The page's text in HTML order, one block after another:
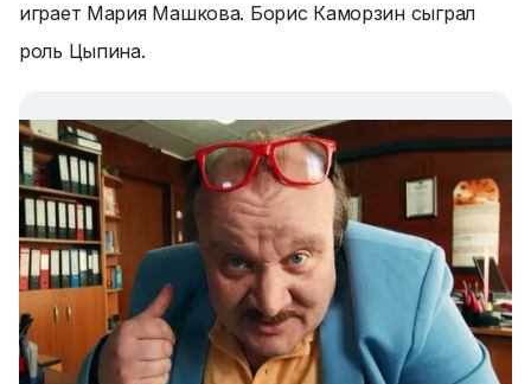
играет Мария Машкова. Борис Каморзин сыграл
роль Цыпина.